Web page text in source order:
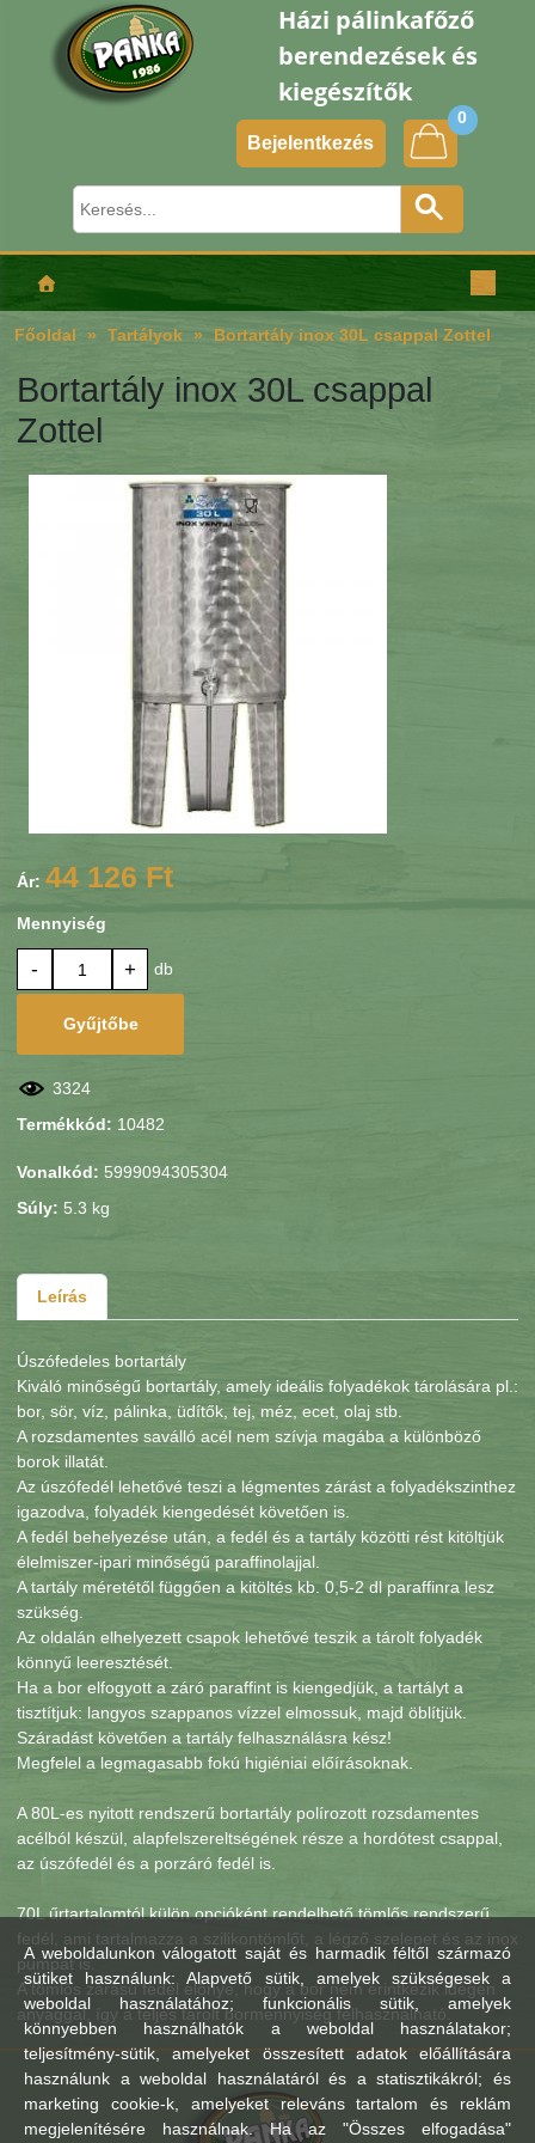
Házi pálinkafőző
berendezések és
kiegészítők
Bejelentkezés
0
Főoldal Tartályok Bortartály inox 30L csappal Zottel
Bortartály inox 30L csappal
Zottel
Ár: 44 126 Ft
Mennyiség
- + db
Gyűjtőbe
3324
Termékkód: 10482
Vonalkód: 5999094305304
Súly: 5.3 kg
Leírás
Úszófedeles bortartály
Kiváló minőségű bortartály, amely ideális folyadékok tárolására pl.:
bor, sör, víz, pálinka, üdítők, tej, méz, ecet, olaj stb.
A rozsdamentes saválló acél nem szívja magába a különböző
borok illatát.
Az úszófedél lehetővé teszi a légmentes zárást a folyadékszinthez
igazodva, folyadék kiengedését követően is.
A fedél behelyezése után, a fedél és a tartály közötti rést kitöltjük
élelmiszer-ipari minőségű paraffinolajjal.
A tartály méretétől függően a kitöltés kb. 0,5-2 dl paraffinra lesz
szükség.
Az oldalán elhelyezett csapok lehetővé teszik a tárolt folyadék
könnyű leeresztését.
Ha a bor elfogyott a záró paraffint is kiengedjük, a tartályt a
tisztítjuk: langyos szappanos vízzel elmossuk, majd öblítjük.
Száradást követően a tartály felhasználásra kész!
Megfelel a legmagasabb fokú higiéniai előírásoknak.
A 80L-es nyitott rendszerű bortartály polírozott rozsdamentes
acélból készül, alapfelszereltségének része a hordótest csappal,
az úszófedél és a porzáró fedél is.
70L űrtartalomtól külön opcióként rendelhető tömlős rendszerű
fedél, ami tartalmazza a szilikontömlőt, a légző szelepet és az inox
pumpát is.
A tömlős zárású fedél előnye, hogy a bor nem érintkezik idegen
anyaggal, így a teljes tárolt bormennyiség felhasználható.
A weboldalunkon válogatott saját és harmadik féltől származó
sütiket használunk: Alapvető sütik, amelyek szükségesek a
weboldal használatához; funkcionális sütik, amelyek
könnyebben használhatók a weboldal használatakor;
teljesítmény-sütik, amelyeket összesített adatok előállítására
használunk a weboldal használatáról és a statisztikákról; és
marketing cookie-k, amelyeket releváns tartalom és reklám
megjelenítésére használnak. Ha az "Összes elfogadása"